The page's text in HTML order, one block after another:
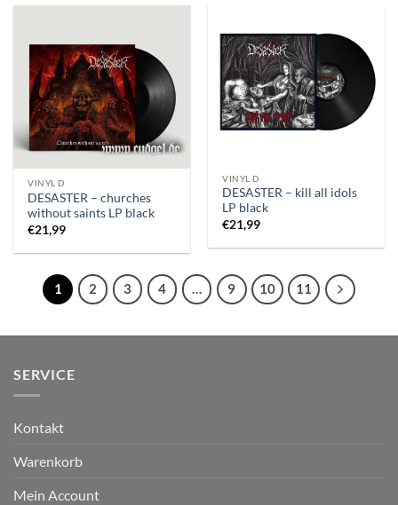
VINYL D
DESASTER – churches
without saints LP black
€21,99
VINYL D
DESASTER – kill all idols
LP black
€21,99
1 2 3 4 … 9 10 11
SERVICE
Kontakt
Warenkorb
Mein Account